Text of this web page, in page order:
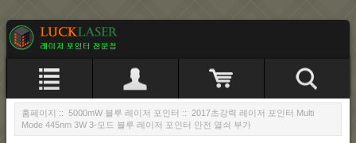
홈페이지 :: 5000mW 블루 레이저 포인터 :: 2017초강력 레이저 포인터 Multi
Mode 445nm 3W 3-모드 블루 레이저 포인터 안전 열쇠 부가